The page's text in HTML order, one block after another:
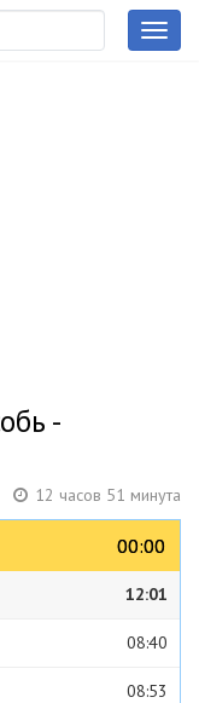
-
12 часов 51 минута
00:00
00:00
12:01
08:40
08:53